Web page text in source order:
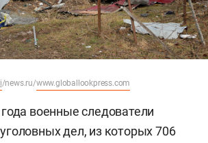
/news.ru/www.globallookpress.com
военные следователи
дел, из которых 706